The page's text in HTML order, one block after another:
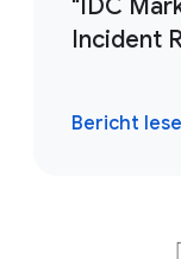
"IDC
Incident
Bericht